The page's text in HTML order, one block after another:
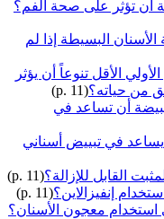
أن تؤثر على صحة الفم؟
البسيطة إذا لم
الأقل تنوعاً أن يؤثر
من حياته؟(p. 11)
أن تساعد في
في تبييض أسناني
القابل للإزالة؟(p. 11)
إنفيزالاين؟(p. 11)
معجون الأسنان؟